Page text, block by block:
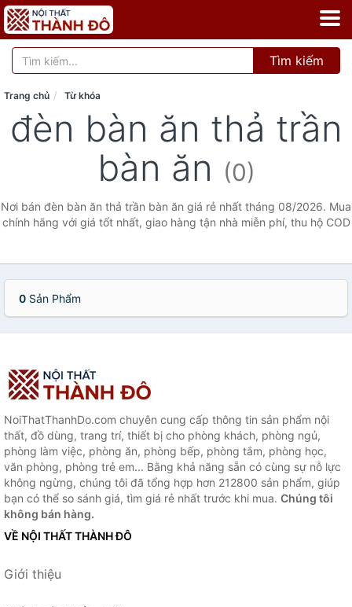
Tìm kiếm
Trang chủ Từ khóa
đèn bàn ăn thả trần
bàn ăn (0)
Nơi bán đèn bàn ăn thả trần bàn ăn giá rẻ nhất tháng 08/2026. Mua
chính hãng với giá tốt nhất, giao hàng tận nhà miễn phí, thu hộ COD
0 Sản Phẩm
NoiThatThanhDo.com chuyên cung cấp thông tin sản phẩm nội
thất, đồ dùng, trang trí, thiết bị cho phòng khách, phòng ngủ,
phòng làm việc, phòng ăn, phòng bếp, phòng tắm, phòng học,
văn phòng, phòng trẻ em... Bằng khả năng sẵn có cùng sự nỗ lực
không ngừng, chúng tôi đã tổng hợp hơn 212800 sản phẩm, giúp
bạn có thể so sánh giá, tìm giá rẻ nhất trước khi mua. Chúng tôi
không bán hàng.
VỀ NỘI THẤT THÀNH ĐÔ
Giới thiệu